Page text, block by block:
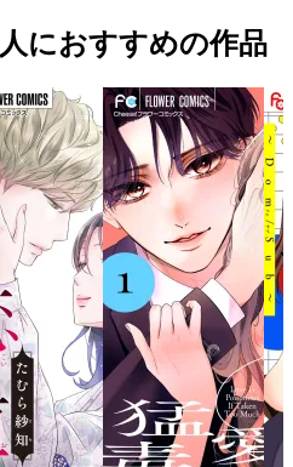
におすすめの作品